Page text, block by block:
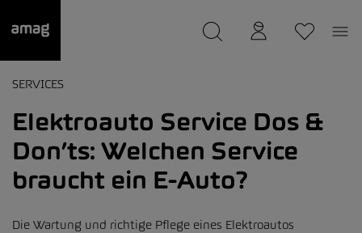
wurde als Ihre Garage gespeichert.
SERVICES
Elektroauto Service Dos &
Don’ts: Welchen Service
braucht ein E-Auto?
Die Wartung und richtige Pflege eines Elektroautos